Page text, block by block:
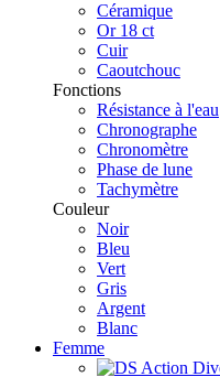
Céramique
Or 18 ct
Cuir
Caoutchouc
Fonctions
Résistance à l'eau
Chronographe
Chronomètre
Phase de lune
Tachymètre
Couleur
Noir
Bleu
Vert
Gris
Argent
Blanc
Femme